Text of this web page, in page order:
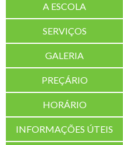
A ESCOLA
SERVIÇOS
GALERIA
PREÇÁRIO
HORÁRIO
INFORMAÇÕES ÚTEIS